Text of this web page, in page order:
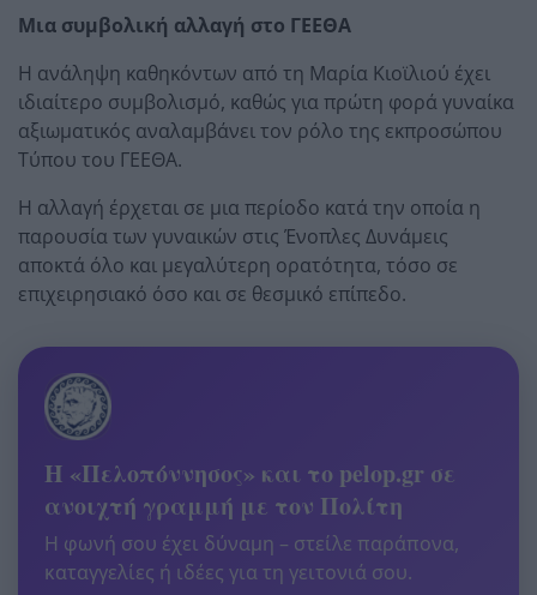
Μια συμβολική αλλαγή στο ΓΕΕΘΑ
Η ανάληψη καθηκόντων από τη Μαρία Κιοϊλιού έχει
ιδιαίτερο συμβολισμό, καθώς για πρώτη φορά γυναίκα
αξιωματικός αναλαμβάνει τον ρόλο της εκπροσώπου
Τύπου του ΓΕΕΘΑ.
Η αλλαγή έρχεται σε μια περίοδο κατά την οποία η
παρουσία των γυναικών στις Ένοπλες Δυνάμεις
αποκτά όλο και μεγαλύτερη ορατότητα, τόσο σε
επιχειρησιακό όσο και σε θεσμικό επίπεδο.
Η «Πελοπόννησος» και το pelop.gr σε
ανοιχτή γραμμή με τον Πολίτη
Η φωνή σου έχει δύναμη – στείλε παράπονα,
καταγγελίες ή ιδέες για τη γειτονιά σου.